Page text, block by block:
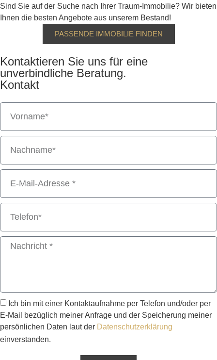
Sind Sie auf der Suche nach Ihrer Traum-Immobilie? Wir bieten
Ihnen die besten Angebote aus unserem Bestand!
PASSENDE IMMOBILIE FINDEN
Kontaktieren Sie uns für eine
unverbindliche Beratung.
Kontakt
Ich bin mit einer Kontaktaufnahme per Telefon und/oder per
E-Mail bezüglich meiner Anfrage und der Speicherung meiner
persönlichen Daten laut der Datenschutzerklärung
einverstanden.